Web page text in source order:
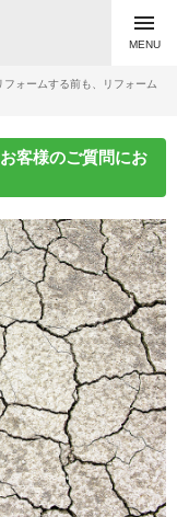

MENU
ォームする前も、リフォーム
客様のご質問にお